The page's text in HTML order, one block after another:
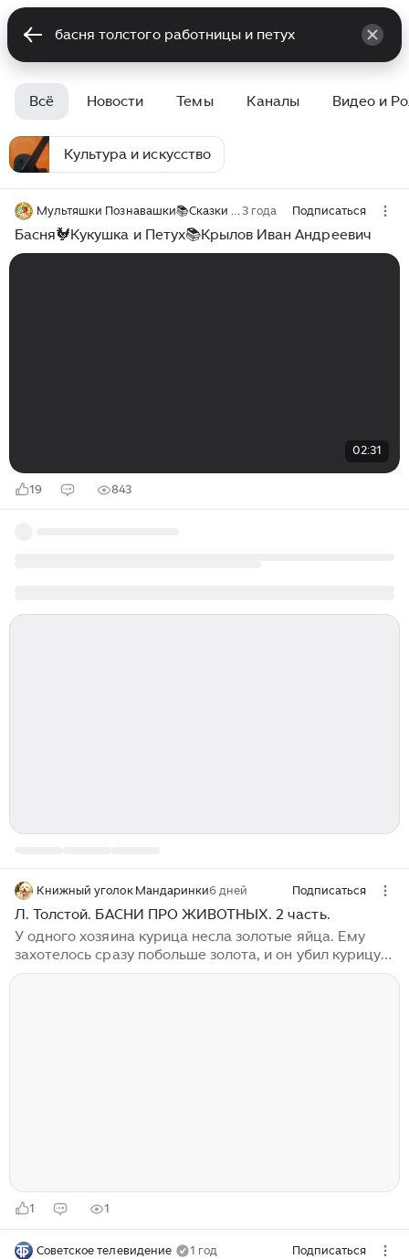
Всё Новости Темы Каналы Видео и
Культура и искусство
Мультяшки Познавашки📚Сказки на каждый вечер 3 года Подписаться
Басня🐓Кукушка и Петух📚Крылов Иван Андреевич
02:31
19 843
Книжный уголок Мандаринки6 дней Подписаться
Л. Толстой. БАСНИ ПРО ЖИВОТНЫХ. 2 часть.
У одного хозяина курица несла золотые яйца. Ему
захотелось сразу побольше золота, и он убил курицу
(он думал, что внутри ее большой ком золота); а она
1 1
Советское телевидение 1 год Подписаться